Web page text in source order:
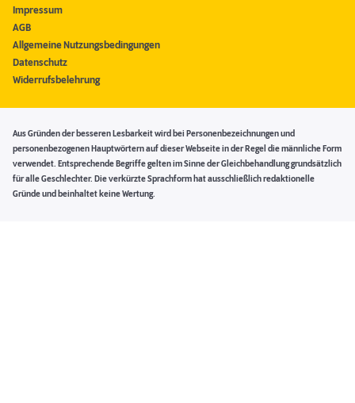
Impressum
AGB
Allgemeine Nutzungsbedingungen
Datenschutz
Widerrufsbelehrung
Aus Gründen der besseren Lesbarkeit wird bei Personenbezeichnungen und
personenbezogenen Hauptwörtern auf dieser Webseite in der Regel die männliche Form
verwendet. Entsprechende Begriffe gelten im Sinne der Gleichbehandlung grundsätzlich
für alle Geschlechter. Die verkürzte Sprachform hat ausschließlich redaktionelle
Gründe und beinhaltet keine Wertung.